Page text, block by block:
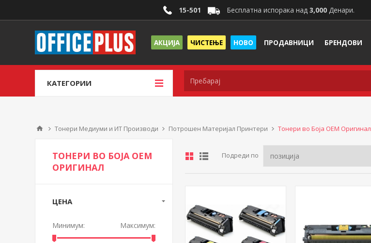
15-501 Бесплатна испорака над 3,000 Денари.
АКЦИЈА ЧИСТЕЊЕ НОВО ПРОДАВНИЦИ БРЕНДОВИ
КАТЕГОРИИ
Тонери Медиуми и ИТ Производи Потрошен Материјал Принтери Тонери во Боја ОЕМ Оригинал
Подреди по
ТОНЕРИ ВО БОЈА ОЕМ
ОРИГИНАЛ
ЦЕНА
Минимум: Максимум: